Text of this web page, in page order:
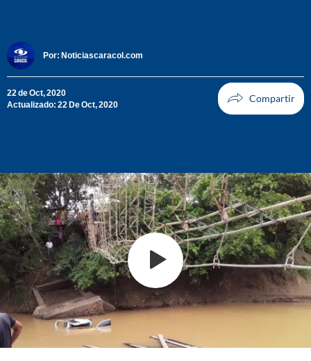
Por: Noticiascaracol.com
22 de Oct, 2020
Actualizado: 22 De Oct, 2020